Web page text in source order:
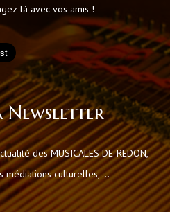
là avec vos amis !
Newsletter
des MUSICALES DE REDON,
médiations culturelles, ...